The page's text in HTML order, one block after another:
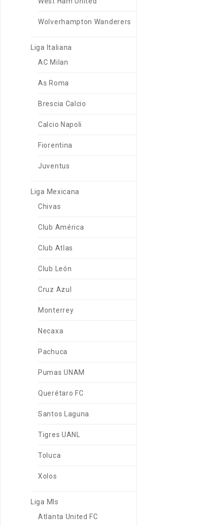
Wolverhampton Wanderers
Liga Italiana
AC Milan
As Roma
Brescia Calcio
Calcio Napoli
Fiorentina
Juventus
Liga Mexicana
Chivas
Club América
Club Atlas
Club León
Cruz Azul
Monterrey
Necaxa
Pachuca
Pumas UNAM
Querétaro FC
Santos Laguna
Tigres UANL
Toluca
Xolos
Liga Mls
Atlanta United FC